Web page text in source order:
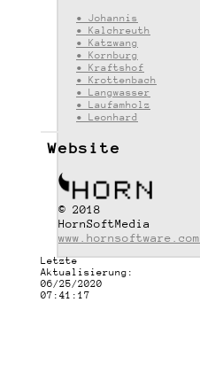
• Johannis
• Kalchreuth
• Katzwang
• Kornburg
• Kraftshof
• Krottenbach
• Langwasser
• Laufamholz
• Leonhard
Website
© 2018
HornSoftMedia
www.hornsoftware.com
Letzte
Aktualisierung:
06/25/2020
07:41:17